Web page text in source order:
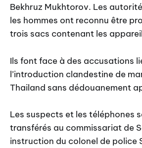
Bekhruz Mukhtorov. Les
les hommes ont reconnu être
trois sacs contenant les
Ils font face à des accusations
l’introduction clandestine de
Thailand sans dédouanement
Les suspects et les téléphones
transférés au commissariat de
instruction du colonel de police